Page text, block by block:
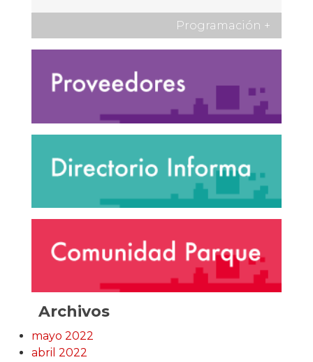
Programación +
Archivos
mayo 2022
abril 2022